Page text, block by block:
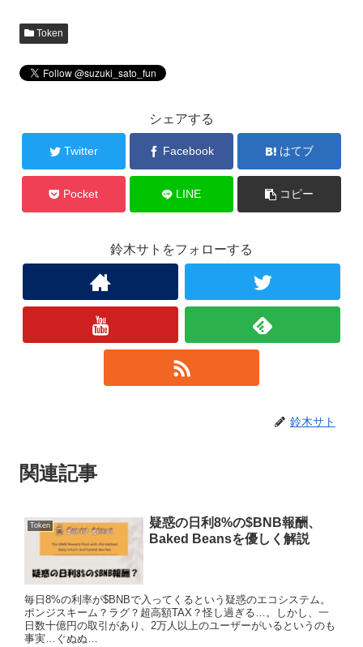
Token
シェアする
Twitter Facebook はてブ
Pocket LINE コピー
鈴木サトをフォローする
鈴木サト
関連記事
Token
疑惑の日利8%の$BNB報酬、
Baked Beansを優しく解説
毎日8%の利率が$BNBで入ってくるという疑惑のエコシステム。
ポンジスキーム？ラグ？超高額TAX？怪し過ぎる…。しかし、一
日数十億円の取引があり、2万人以上のユーザーがいるというのも
事実…ぐぬぬ…